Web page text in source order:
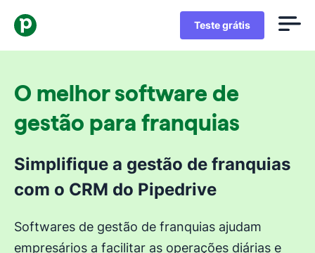
Teste grátis
O melhor software de
gestão para franquias
Simplifique a gestão de franquias
com o CRM do Pipedrive
Softwares de gestão de franquias ajudam
empresários a facilitar as operações diárias e